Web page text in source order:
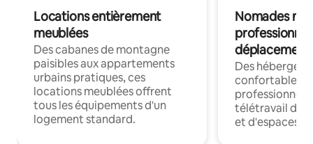
Locations entièrement
meublées
Des cabanes de montagne
paisibles aux appartements
urbains pratiques, ces
locations meublées offrent
tous les équipements d'un
logement standard.
Nomades
déplacement
Des
confortables
professionnels
télétravail
et d'espaces